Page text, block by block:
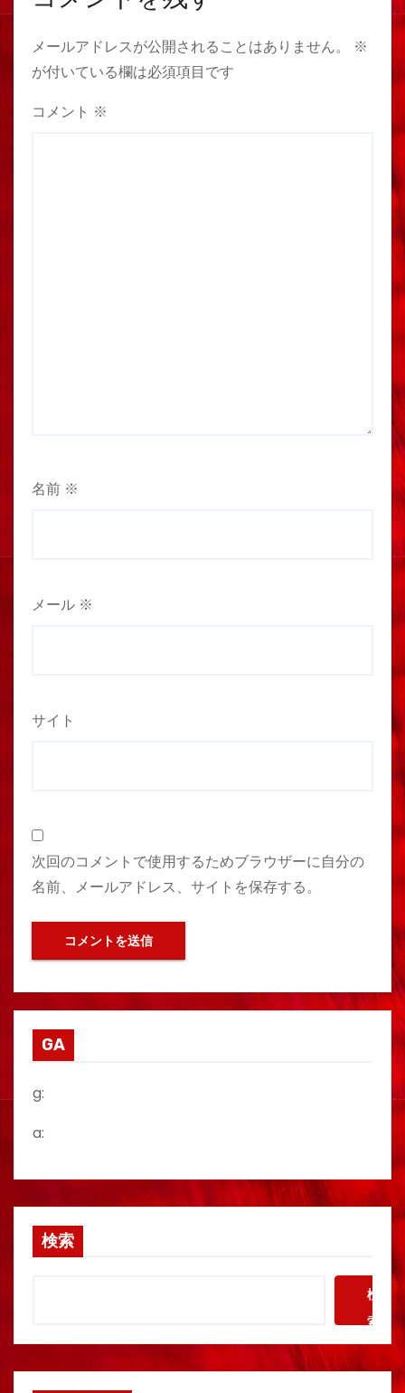
メールアドレスが公開されることはありません。
※
が付いている欄は必須項目です
コメント ※
名前 ※
メール ※
サイト
次回のコメントで使用するためブラウザーに自分の
名前、メールアドレス、サイトを保存する。
GA
g:
a:
検索
検
索